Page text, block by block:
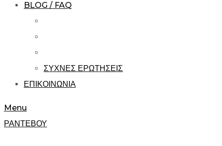
BLOG / FAQ
ΣΥΧΝΕΣ ΕΡΩΤΗΣΕΙΣ
ΕΠΙΚΟΙΝΩΝΙΑ
Menu
ΡΑΝΤΕΒΟΥ